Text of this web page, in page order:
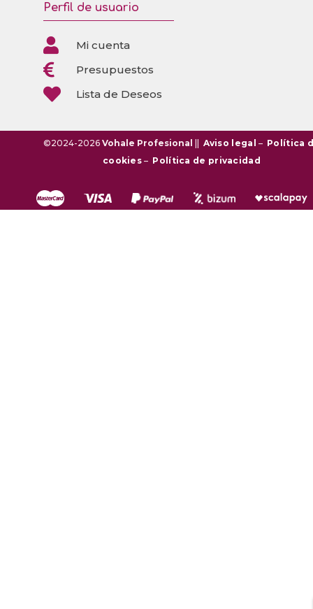
Perfil de usuario
 Mi cuenta
 Presupuestos
 Lista de Deseos
©2024-2026 Vohale Profesional || Aviso legal – Política
cookies– Política de privacidad